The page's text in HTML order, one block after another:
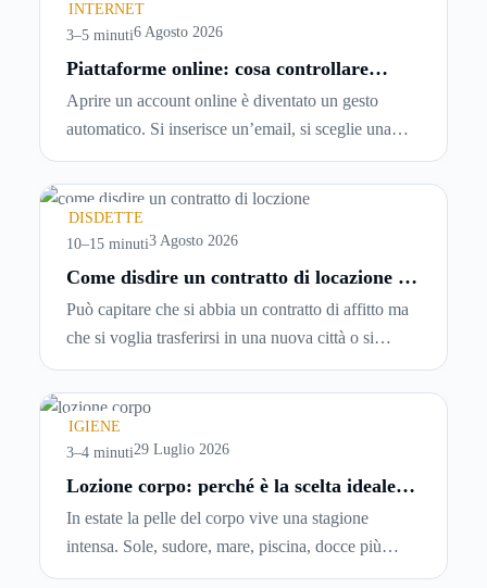
INTERNET
3–5 minuti6 Agosto 2026
Piattaforme online: cosa controllare
prima di iscriversi e usare servizi in
tempo reale
Aprire un account online è diventato un gesto
automatico. Si inserisce un’email, si sceglie una
password, si accetta una serie di condizioni senza
leggerle davvero. Tutto avviene in pochi minuti,
spesso senza che ci si fermi a capire dove si sta
entrando.
DISDETTE
10–15 minuti3 Agosto 2026
Come disdire un contratto di locazione in
modo corretto ed efficace
Può capitare che si abbia un contratto di affitto ma
che si voglia trasferirsi in una nuova città o si
abbiano problemi a pagare il canone, per cui si
comincia a cercare un’altra abitazione: è legittimo
chiedersi se è possibile
locazioneprima che scada. In questa guida
capiremo come inviare la disdetta per un contratto
IGIENE
3–4 minuti29 Luglio 2026
Lozione corpo: perché è la scelta ideale
In estate la pelle del corpo vive una stagione
intensa. Sole, sudore, mare, piscina, docce più
frequenti e aria condizionata possono renderla